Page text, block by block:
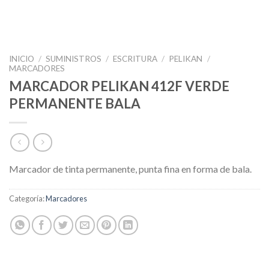
INICIO / SUMINISTROS / ESCRITURA / PELIKAN
/
MARCADORES
MARCADOR PELIKAN 412F VERDE
PERMANENTE BALA
Marcador de tinta permanente, punta fina en forma de bala.
Categoría:Marcadores